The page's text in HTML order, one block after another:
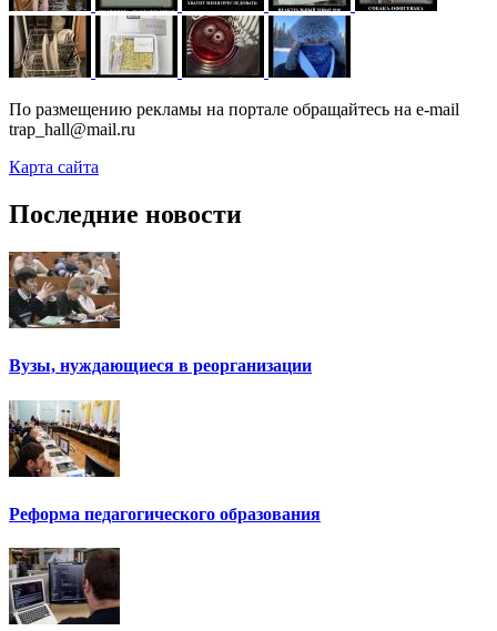
По размещению рекламы на портале обращайтесь на e-mail
trap_hall@mail.ru
Карта сайта
Последние новости
Вузы, нуждающиеся в реорганизации
Реформа педагогического образования